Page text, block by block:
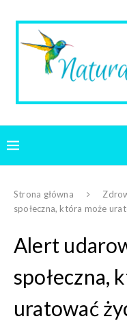
Strona główna
społeczna, która może
Alert
społeczna,
uratować